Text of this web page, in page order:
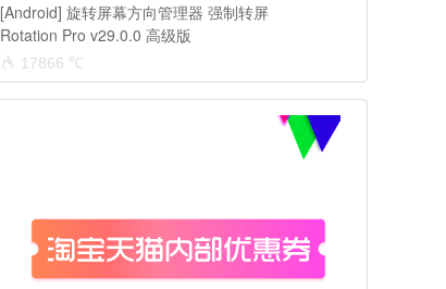
[Android] 旋转屏幕方向管理器 强制转屏
Rotation Pro v29.0.0 高级版
17866 ℃